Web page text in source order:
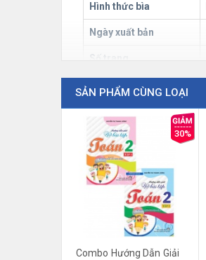
Hình thức bìa
Ngày xuất bản
Số trang
Trọng lượng
SẢN PHẨM CÙNG LOẠI
30%
Combo Hướng Dẫn Giải